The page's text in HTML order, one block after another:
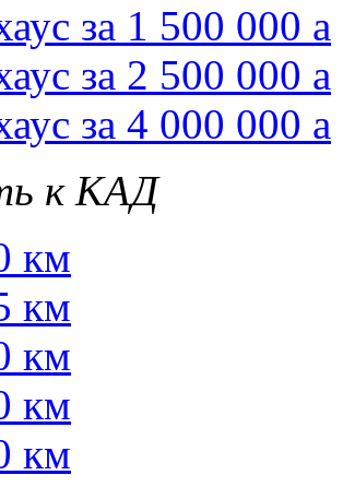
за 1 500 000 a
за 2 500 000 a
за 4 000 000 a
к КАД
км
км
км
км
км